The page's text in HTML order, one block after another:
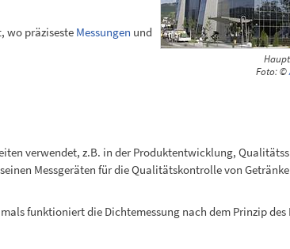
Foto: ©
wo präziseste Messungen und
verwendet, z.B. in der Produktentwicklung,
Messgeräten für die Qualitätskontrolle von
funktioniert die Dichtemessung nach dem Prinzip des